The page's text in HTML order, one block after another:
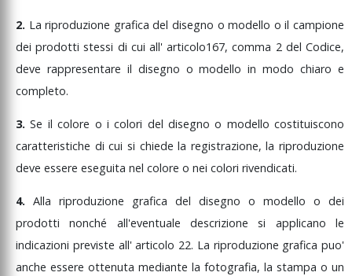
2. Lariproduzione graficadeldisegno omodello oilcampione
deiprodottistessi di cuiall'articolo167,comma 2 delCodice,
deve rappresentare il disegno omodelloinmodochiaroe
completo.
3.Se ilcolore o icolori del disegnoo modellocostituiscono
caratteristiche dicui si chiedela registrazione,la riproduzione
deve essere eseguita nel colore o nei colori rivendicati.
4. Alla riproduzione grafica del disegno o modello o dei
prodottinonché all'eventualedescrizionesi applicanole
indicazioni previste all'articolo 22. La riproduzione grafica puo'
anche essere ottenuta mediante la fotografia, la stampa o un